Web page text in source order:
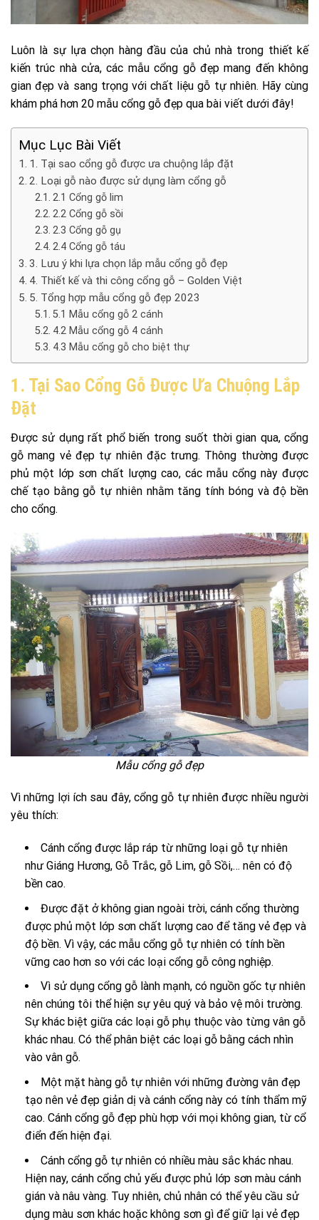
Luôn là sự lựa chọn hàng đầu của chủ nhà trong thiết kế
kiến trúc nhà cửa, các mẫu cổng gỗ đẹp mang đến không
gian đẹp và sang trọng với chất liệu gỗ tự nhiên. Hãy cùng
khám phá hơn 20 mẫu cổng gỗ đẹp qua bài viết dưới đây!
Mục Lục Bài Viết
1. Tại sao cổng gỗ được ưa chuộng lắp đặt
2. Loại gỗ nào được sử dụng làm cổng gỗ
2.1 Cổng gỗ lim
2.2 Cổng gỗ sồi
2.3 Cổng gỗ gụ
2.4 Cổng gỗ táu
3. Lưu ý khi lựa chọn lắp mẫu cổng gỗ đẹp
4. Thiết kế và thi công cổng gỗ – Golden Việt
5. Tổng hợp mẫu cổng gỗ đẹp 2023
5.1 Mẫu cổng gỗ 2 cánh
4.2 Mẫu cổng gỗ 4 cánh
4.3 Mẫu cổng gỗ cho biệt thự
1. Tại Sao Cổng Gỗ Được Ưa Chuộng Lắp
Đặt
Được sử dụng rất phổ biến trong suốt thời gian qua, cổng
gỗ mang vẻ đẹp tự nhiên đặc trưng. Thông thường được
phủ một lớp sơn chất lượng cao, các mẫu cổng này được
chế tạo bằng gỗ tự nhiên nhằm tăng tính bóng và độ bền
cho cổng.
Mẫu cổng gỗ đẹp
Vì những lợi ích sau đây, cổng gỗ tự nhiên được nhiều người
yêu thích:
Cánh cổng được lắp ráp từ những loại gỗ tự nhiên
như Giáng Hương, Gỗ Trắc, gỗ Lim, gỗ Sồi,… nên có độ
bền cao.
Được đặt ở không gian ngoài trời, cánh cổng thường
được phủ một lớp sơn chất lượng cao để tăng vẻ đẹp và
độ bền. Vì vậy, các mẫu cổng gỗ tự nhiên có tính bền
vững cao hơn so với các loại cổng gỗ công nghiệp.
Vì sử dụng cổng gỗ lành mạnh, có nguồn gốc tự nhiên
nên chúng tôi thể hiện sự yêu quý và bảo vệ môi trường.
Sự khác biệt giữa các loại gỗ phụ thuộc vào từng vân gỗ
khác nhau. Có thể phân biệt các loại gỗ bằng cách nhìn
vào vân gỗ.
Một mặt hàng gỗ tự nhiên với những đường vân đẹp
tạo nên vẻ đẹp giản dị và cánh cổng này có tính thẩm mỹ
cao. Cánh cổng gỗ đẹp phù hợp với mọi không gian, từ cổ
điển đến hiện đại.
Cánh cổng gỗ tự nhiên có nhiều màu sắc khác nhau.
Hiện nay, cánh cổng chủ yếu được phủ lớp sơn màu cánh
gián và nâu vàng. Tuy nhiên, chủ nhân có thể yêu cầu sử
dụng màu sơn khác hoặc không sơn gì để giữ lại vẻ đẹp